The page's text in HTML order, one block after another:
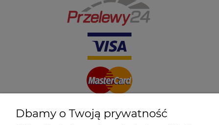
Dbamy o Twoją prywatność